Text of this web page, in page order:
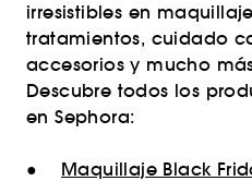
irresistibles en
tratamientos, cuidado
accesorios y mucho
Descubre todos los
en Sephora:
● Maquillaje Black